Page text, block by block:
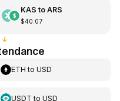
KAS to ARS
$40.07
↓
ETH toUSD
USDT toUSD